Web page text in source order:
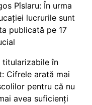
Pîslaru: În urma
lucrurile sunt
publicată pe 17
titularizabile în
Cifrele arată mai
pentru că nu
avea suficienți